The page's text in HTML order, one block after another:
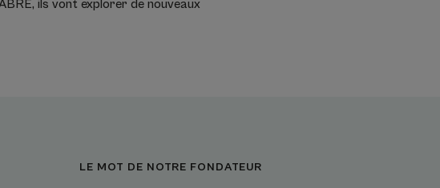
ils vont explorer de nouveaux
LE MOT DE NOTRE FONDATEUR